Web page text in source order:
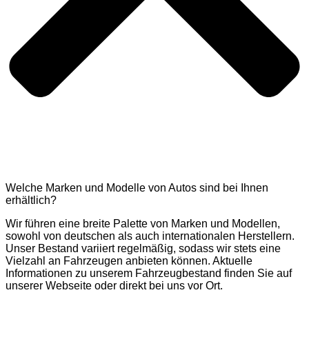
Welche Marken und Modelle von Autos sind bei Ihnen
erhältlich?
Wir führen eine breite Palette von Marken und Modellen,
sowohl von deutschen als auch internationalen Herstellern.
Unser Bestand variiert regelmäßig, sodass wir stets eine
Vielzahl an Fahrzeugen anbieten können. Aktuelle
Informationen zu unserem Fahrzeugbestand finden Sie auf
unserer Webseite oder direkt bei uns vor Ort.